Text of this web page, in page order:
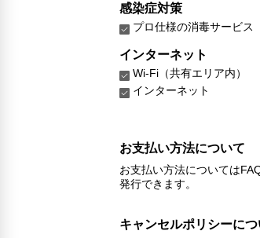
感染症対策
プロ仕様の消毒サービス
インターネット
Wi-Fi（共有エリア内）
インターネット
お支払い方法について
お支払い方法については
発行できます。
キャンセルポリシーにつ